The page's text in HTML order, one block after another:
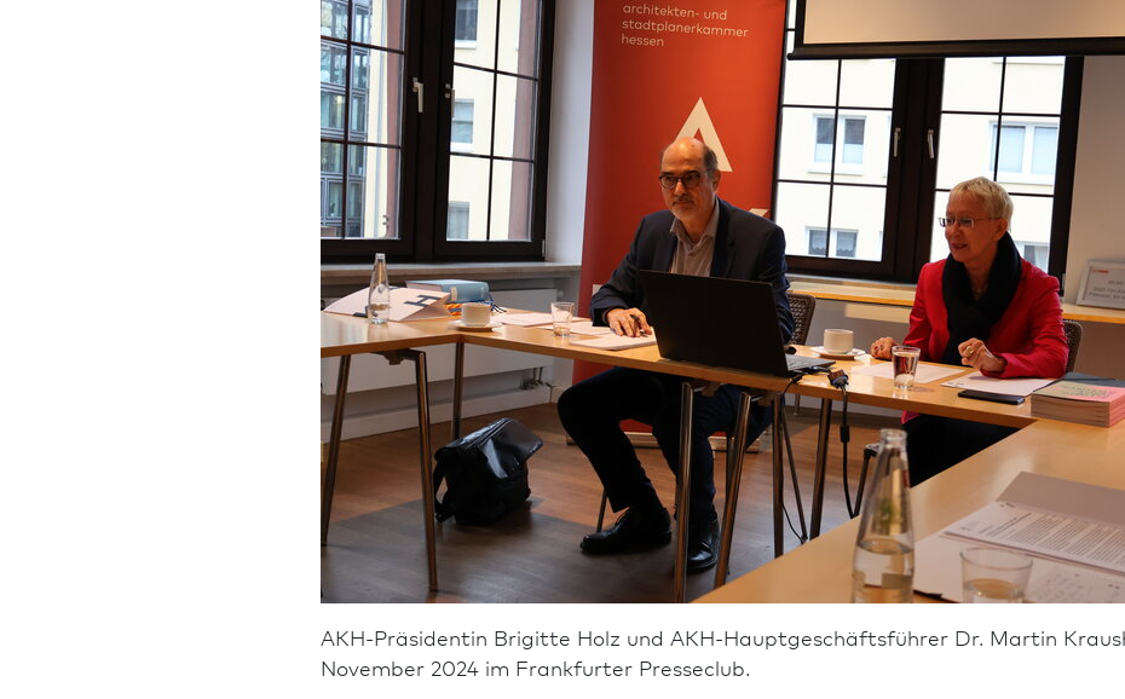
AKH-Präsidentin Brigitte Holz und AKH-Haupt­geschäfts­führer Dr. Martin
November 2024 im Frank­furter Presseclub.